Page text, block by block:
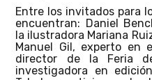
Entre los invitados para
encuentran: Daniel
la ilustradora Mariana
Manuel Gil, experto en
director de la Feria
investigadora en